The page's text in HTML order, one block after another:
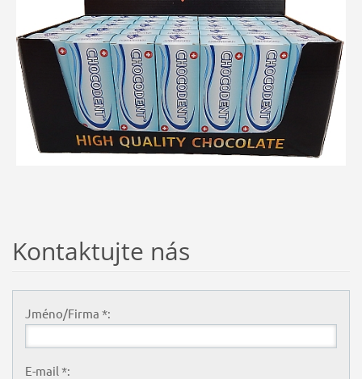
Kontaktujte nás
Jméno/Firma *:
E-mail *: